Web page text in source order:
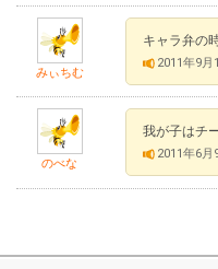
みぃちむ
キャラ弁の
2011年9月
のべな
我が子はチ
2011年6月